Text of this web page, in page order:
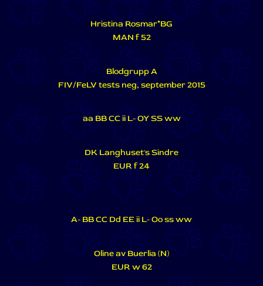
Hristina Rosmar*BG
MAN f 52
Blodgrupp A
FIV/FeLV tests neg, september 2015
aa BB CC ii L- OY SS ww
DK Langhuset's Sindre
EUR f 24
A- BB CC Dd EE ii L- Oo ss ww
Oline av Buerlia (N)
EUR w 62